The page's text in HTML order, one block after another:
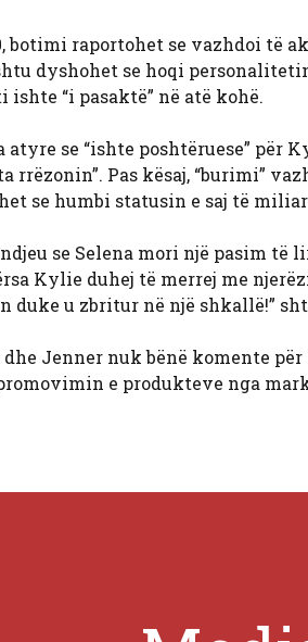
botimi raportohet se vazhdoi të
dyshohet se hoqi
“i pasaktë” në atë kohë.
atyre se “ishte poshtëruese” për
Pas kësaj, “burimi”
se humbi statusin e saj të
se Selena mori një pasim të
Kylie duhej të merrej me
duke u zbritur në një shkallë!”
Jenner nuk bënë komente
e produkteve nga